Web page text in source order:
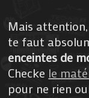
Mais
te faut
enceintes de
Checke le
pour ne rien